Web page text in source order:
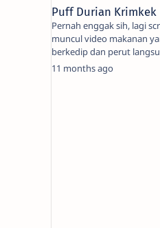
Puff Durian Krimkek
Pernah enggak sih, lagi
muncul video makanan
berkedip dan perut
vi…
11 months ago